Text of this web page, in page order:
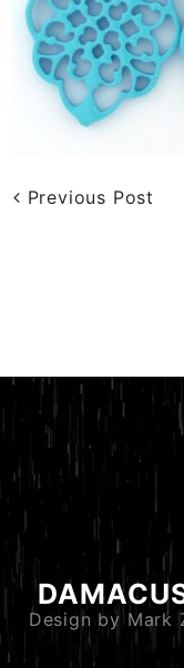
Previous Post
Design by Mark